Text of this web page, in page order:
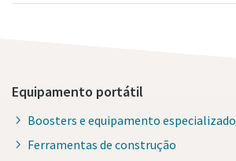
Equipamento portátil
Boosters e equipamento especializado
Ferramentas de construção